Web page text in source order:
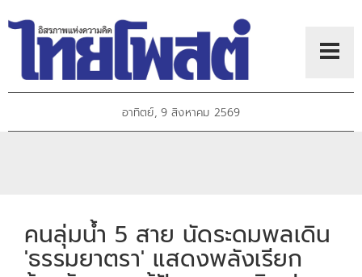
อาทิตย์, 9 สิงหาคม 2569
คนลุ่มน้ำ 5 สาย นัดระดมพลเดิน
'ธรรมยาตรา' แสดงพลังเรียก